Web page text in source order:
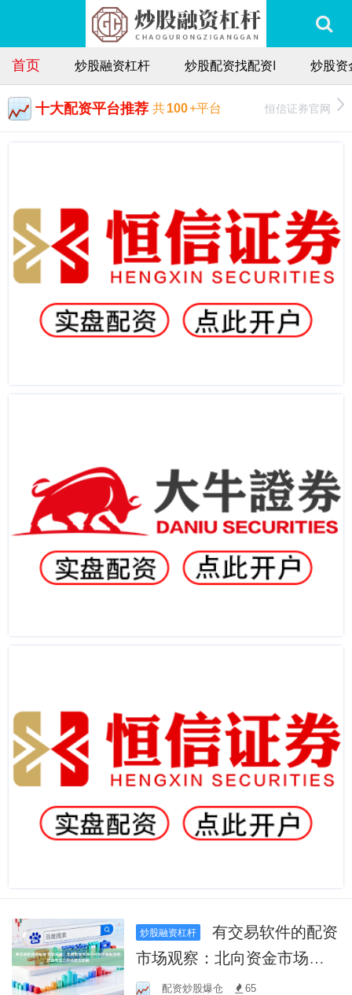
首页 炒股融资杠杆 炒股配资找配资I 炒股资
十大配资平台推荐 共100+平台 恒信证券官网
炒股融资杠杆
有交易软件的配资
市场观察：北向资金市场中
郑州炒股配资的流动性压力
配资炒股爆仓 65